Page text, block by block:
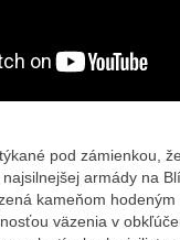
pod zámienkou,
armády na
kameňom
väzenia v